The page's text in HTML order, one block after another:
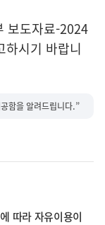
보도자료-2024
시기 바랍니
함을 알려드립니다.”
따라 자유이용이